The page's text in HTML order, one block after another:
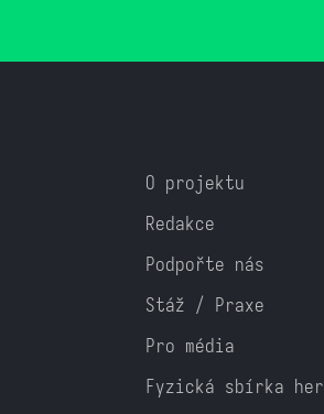
O projektu
Redakce
Podpořte nás
Stáž / Praxe
Pro média
Fyzická sbírka her